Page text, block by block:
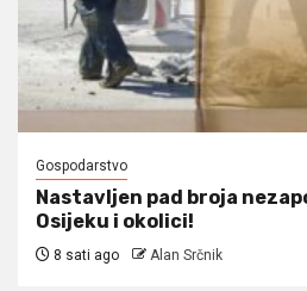
Gospodarstvo
Nastavljen pad broja
Osijeku i okolici!
8 sati ago Alan Srčnik